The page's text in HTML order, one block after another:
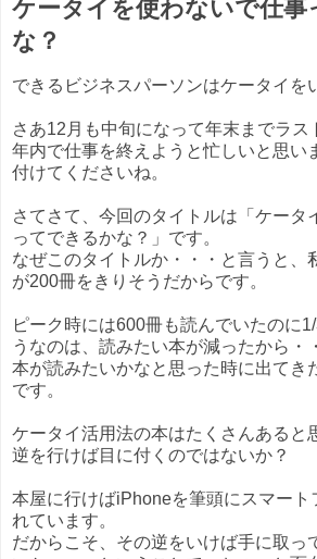
ケータイを使わないで仕事
な？
できるビジネスパーソンはケータイを
さあ12月も中旬になって年末までラス
年内で仕事を終えようと忙しいと思い
付けてくださいね。
さてさて、今回のタイトルは「ケータ
ってできるかな？」です。
なぜこのタイトルか・・・と言うと、
が200冊をきりそうだからです。
ピーク時には600冊も読んでいたのに
うなのは、読みたい本が減ったから・
本が読みたいかなと思った時に出てき
です。
ケータイ活用法の本はたくさんあると
逆を行けば目に付くのではないか？
本屋に行けばiPhoneを筆頭にスマート
れています。
だからこそ、その逆をいけば手に取っ